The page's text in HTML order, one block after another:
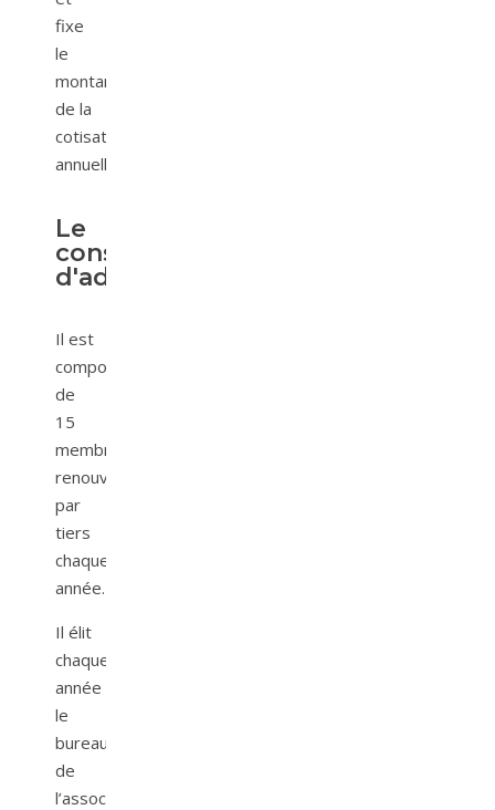
fixe
le
montant
de la
cotisation
annuelle.
Le
conseil
d'administration
Il est
composé
de
15
membres
renouvelables
par
tiers
chaque
année.
Il élit
chaque
année
le
bureau
de
l’association.